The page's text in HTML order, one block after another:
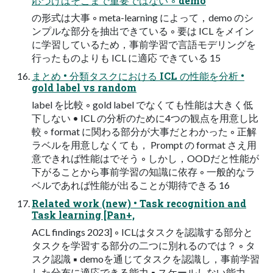
の形式は大事 ◦ meta-learning によって，demo のシ
ンプルな部分を抽出できている ◦ 要は ICL をメイン
に学習しているため，事前学習で言語モデリングを
行ったものよりも ICL に適応 できている 15
まとめ • 分類タスクにおける ICL の性能を分析 •
gold label vs random
label を比較 ◦ gold label でなくても性能は大きく低
下しない • ICL の分析のために4つの観点を用意し比
較 ◦ format に関わる部分が大事だとわかった ◦ 正解
ラベルを用意しなくても， Prompt の format さえ用
意できれば性能はでそう ◦ しかし，OODだと性能が
下がることから事前学習の知識に依存 ◦ 一般的なラ
ベルであれば性能が出ることが期待できる 16
Related work (new) • Task recognition and
Task learning [Pan+,
ACL findings 2023] ◦ ICLはタスクを認識する部分と
タスクを学習する部分の二つに別れるのでは？ ◦ タ
スク認識 ▪ demoを通じてタスクを認識し，事前学習